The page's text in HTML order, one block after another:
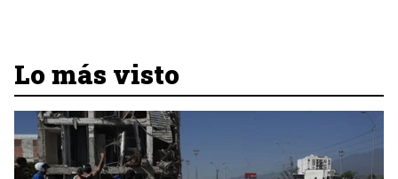
Lo más visto